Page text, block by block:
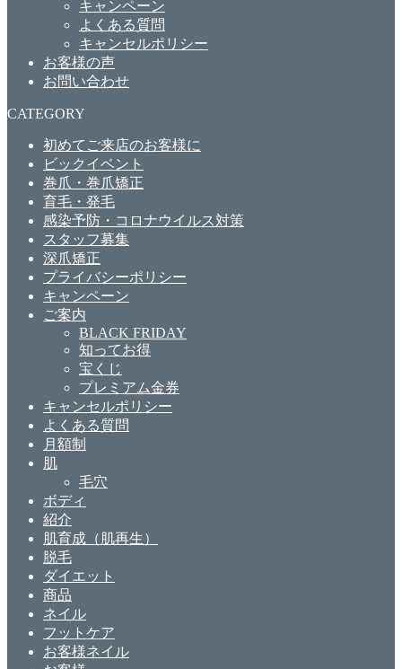
キャンペーン
よくある質問
キャンセルポリシー
お客様の声
お問い合わせ
CATEGORY
初めてご来店のお客様に
ビックイベント
巻爪・巻爪矯正
育毛・発毛
感染予防・コロナウイルス対策
スタッフ募集
深爪矯正
プライバシーポリシー
キャンペーン
ご案内
BLACK FRIDAY
知ってお得
宝くじ
プレミアム金券
キャンセルポリシー
よくある質問
月額制
肌
毛穴
ボディ
紹介
肌育成（肌再生）
脱毛
ダイエット
商品
ネイル
フットケア
お客様ネイル